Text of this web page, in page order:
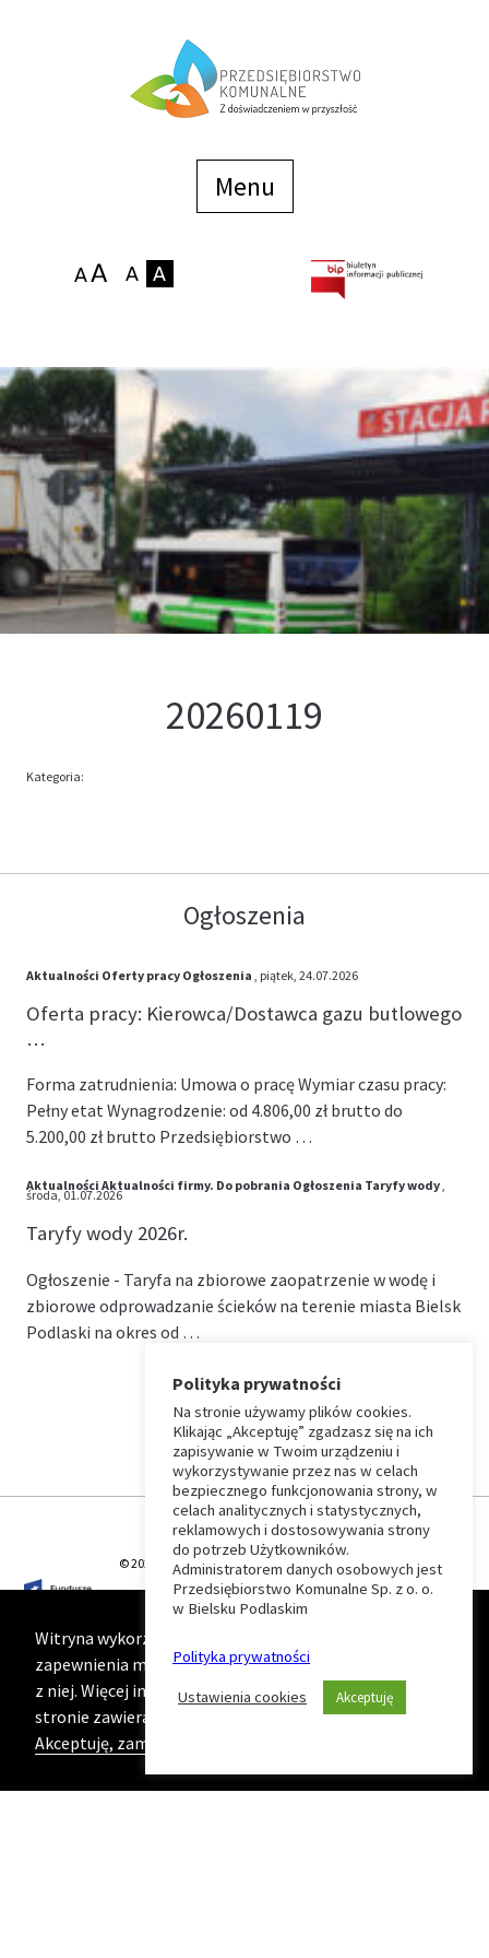
Menu
Zakłady
Podaj stan wodomierza
Kontakt
Oferta
20260119
Kategoria:
Ogłoszenia
Aktualności Oferty pracy Ogłoszenia , piątek, 24.07.2026
Oferta pracy: Kierowca/Dostawca gazu butlowego
…
Forma zatrudnienia: Umowa o pracę Wymiar czasu pracy:
Pełny etat Wynagrodzenie: od 4.806,00 zł brutto do
5.200,00 zł brutto Przedsiębiorstwo …
Aktualności Aktualności firmy. Do pobrania Ogłoszenia Taryfy wody,
środa, 01.07.2026
Taryfy wody 2026r.
Ogłoszenie - Taryfa na zbiorowe zaopatrzenie w wodę i
zbiorowe odprowadzanie ścieków na terenie miasta Bielsk
Podlaski na okres od …
⏶
Wróć
do
początku
strony
© 2026 T-Matic Grupa Computer Plus Sp. z o.o.
Witryna wykorzystuje ciasteczka (cookies) w celu
zapewnienia maksymalnej wygody podczas korzystania
z niej. Więcej informacji na ten temat znajduje się na
stronie zawierającej naszą
Politykę prywatności
Akceptuję, zamknij komunikat
Polityka prywatności
Na stronie używamy plików cookies.
Klikając „Akceptuję” zgadzasz się na ich
zapisywanie w Twoim urządzeniu i
wykorzystywanie przez nas w celach
bezpiecznego funkcjonowania strony, w
celach analitycznych i statystycznych,
reklamowych i dostosowywania strony
do potrzeb Użytkowników.
Administratorem danych osobowych jest
Przedsiębiorstwo Komunalne Sp. z o. o.
w Bielsku Podlaskim
Polityka prywatności
Ustawienia cookies Akceptuję